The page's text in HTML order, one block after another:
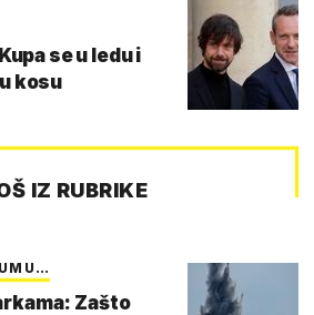
se u ledu i
kosu
IZ RUBRIKE
Zašto